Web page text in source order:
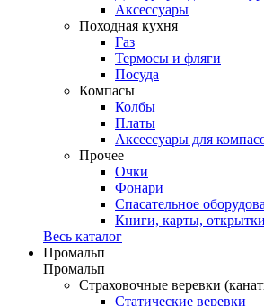
Аксессуары
Походная кухня
Газ
Термосы и фляги
Посуда
Компасы
Колбы
Платы
Аксессуары для
Прочее
Очки
Фонари
Спасательное
Книги, карты, открытки
Весь каталог
Промальп
Промальп
Страховочные веревки
Статические веревки